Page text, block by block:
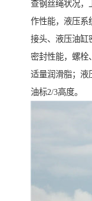
查钢丝绳状况，
作性能，液压系
接头、液压油缸
密封性能，螺栓
适量润滑脂；液
油标2/3高度。